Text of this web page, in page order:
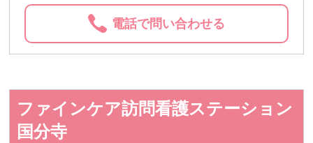
電話で問い合わせる
ファインケア訪問看護ステーション
国分寺